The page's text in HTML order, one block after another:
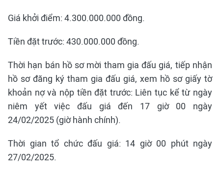
Giá khởi điểm: 4.300.000.000 đồng.
Tiền đặt trước: 430.000.000 đồng.
Thời hạn bán hồ sơ mời tham gia đấu giá, tiếp nhận
hồ sơ đăng ký tham gia đấu giá, xem hồ sơ giấy tờ
khoản nợ và nộp tiền đặt trước: Liên tục kể từ ngày
niêm yết việc đấu giá đến 17 giờ 00 ngày
24/02/2025 (giờ hành chính).
Thời gian tổ chức đấu giá: 14 giờ 00 phút ngày
27/02/2025.